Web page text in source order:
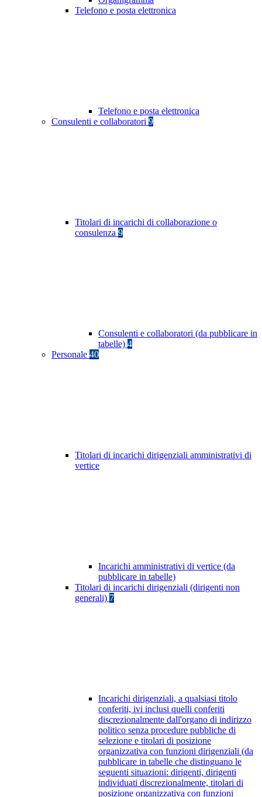
Telefono e posta elettronica
Telefono e posta elettronica
Consulenti e collaboratori 9
Titolari di incarichi di collaborazione o
consulenza 9
Consulenti e collaboratori (da pubblicare in
tabelle) 4
Personale 40
Titolari di incarichi dirigenziali amministrativi di
vertice
Incarichi amministrativi di vertice (da
pubblicare in tabelle)
Titolari di incarichi dirigenziali (dirigenti non
generali) 7
Incarichi dirigenziali, a qualsiasi titolo
conferiti, ivi inclusi quelli conferiti
discrezionalmente dall'organo di indirizzo
politico senza procedure pubbliche di
selezione e titolari di posizione
organizzativa con funzioni dirigenziali (da
pubblicare in tabelle che distinguano le
seguenti situazioni: dirigenti, dirigenti
individuati discrezionalmente, titolari di
posizione organizzativa con funzioni